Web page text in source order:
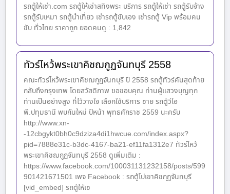
รถตู้ให้เช่า.com รถตู้ให้เช่าสทิงพระ บริการ รถตู้ให้เช่า รถตู้รับจ้าง
รถตู้รับเหมา รถตู้นำเที่ยว เช่ารถตู้ขับเอง เช่ารถตู้ Vip พร้อมคน
ขับ ทั่วไทย ราคาถูก ยอดคนดู : 1,842
ทัวร์ไหว้พระเขาคิชฌกูฏจันทบุรี 2558
คณะทัวร์ไหว้พระเขาคิชฌกูฏจันทบุรี ปี 2558 รถตู้ทัวร์คันสุดท้าย
กลับถึงกรุงเทพ โดยสวัสดิภาพ ขอขอบคุณ ท่านผู้แสวงบุญทุก
ท่านเป็นอย่างสูง ที่ไว้วางใจ เลือกใช้บริการ ชาย รถตู้วีไอ
พี.ปทุมธานี พบกันใหม่ ปีหน้า พุทธศักราช 2559 นะครับ
http://www.xn-
-12cbgykt0bh0c9dziza4di1hwcue.com/index.aspx?
pid=7888e31c-b3dc-4167-ba21-ef11fa1312e7 ทัวร์ไหว้
พระเขาคิชฌกูฏจันทบุรี 2558 ดูเพิ่มเติม :
https://www.facebook.com/100031131232158/posts/599
901421671501 เพจ Facebook : รถตู้ไปเขาคิชกุฏจันทบุรี
[vid_embed] รถตู้ให้เช